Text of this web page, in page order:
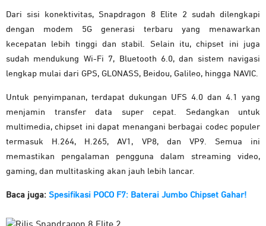
Dari sisi konektivitas, Snapdragon 8 Elite 2 sudah dilengkapi
dengan modem 5G generasi terbaru yang menawarkan
kecepatan lebih tinggi dan stabil. Selain itu, chipset ini juga
sudah mendukung Wi-Fi 7, Bluetooth 6.0, dan sistem navigasi
lengkap mulai dari GPS, GLONASS, Beidou, Galileo, hingga NAVIC.
Untuk penyimpanan, terdapat dukungan UFS 4.0 dan 4.1 yang
menjamin transfer data super cepat. Sedangkan untuk
multimedia, chipset ini dapat menangani berbagai codec populer
termasuk H.264, H.265, AV1, VP8, dan VP9. Semua ini
memastikan pengalaman pengguna dalam streaming video,
gaming, dan multitasking akan jauh lebih lancar.
Baca juga: Spesifikasi POCO F7: Baterai Jumbo Chipset Gahar!